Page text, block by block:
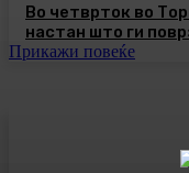
Во четврток во
настан што ги
Прикажи повеќе